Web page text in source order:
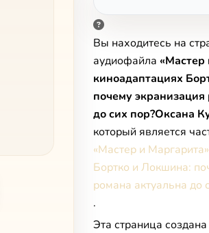
Вы находитесь на
аудиофайла «Мастер
киноадаптациях
почему
до сих пор?Оксана
который является
«Мастер и
Бортко и Локшина:
романа актуальна до
.
Эта страница